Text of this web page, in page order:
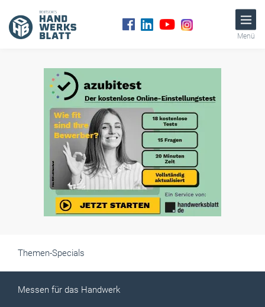
Menü
Themen-Specials
Messen für das Handwerk